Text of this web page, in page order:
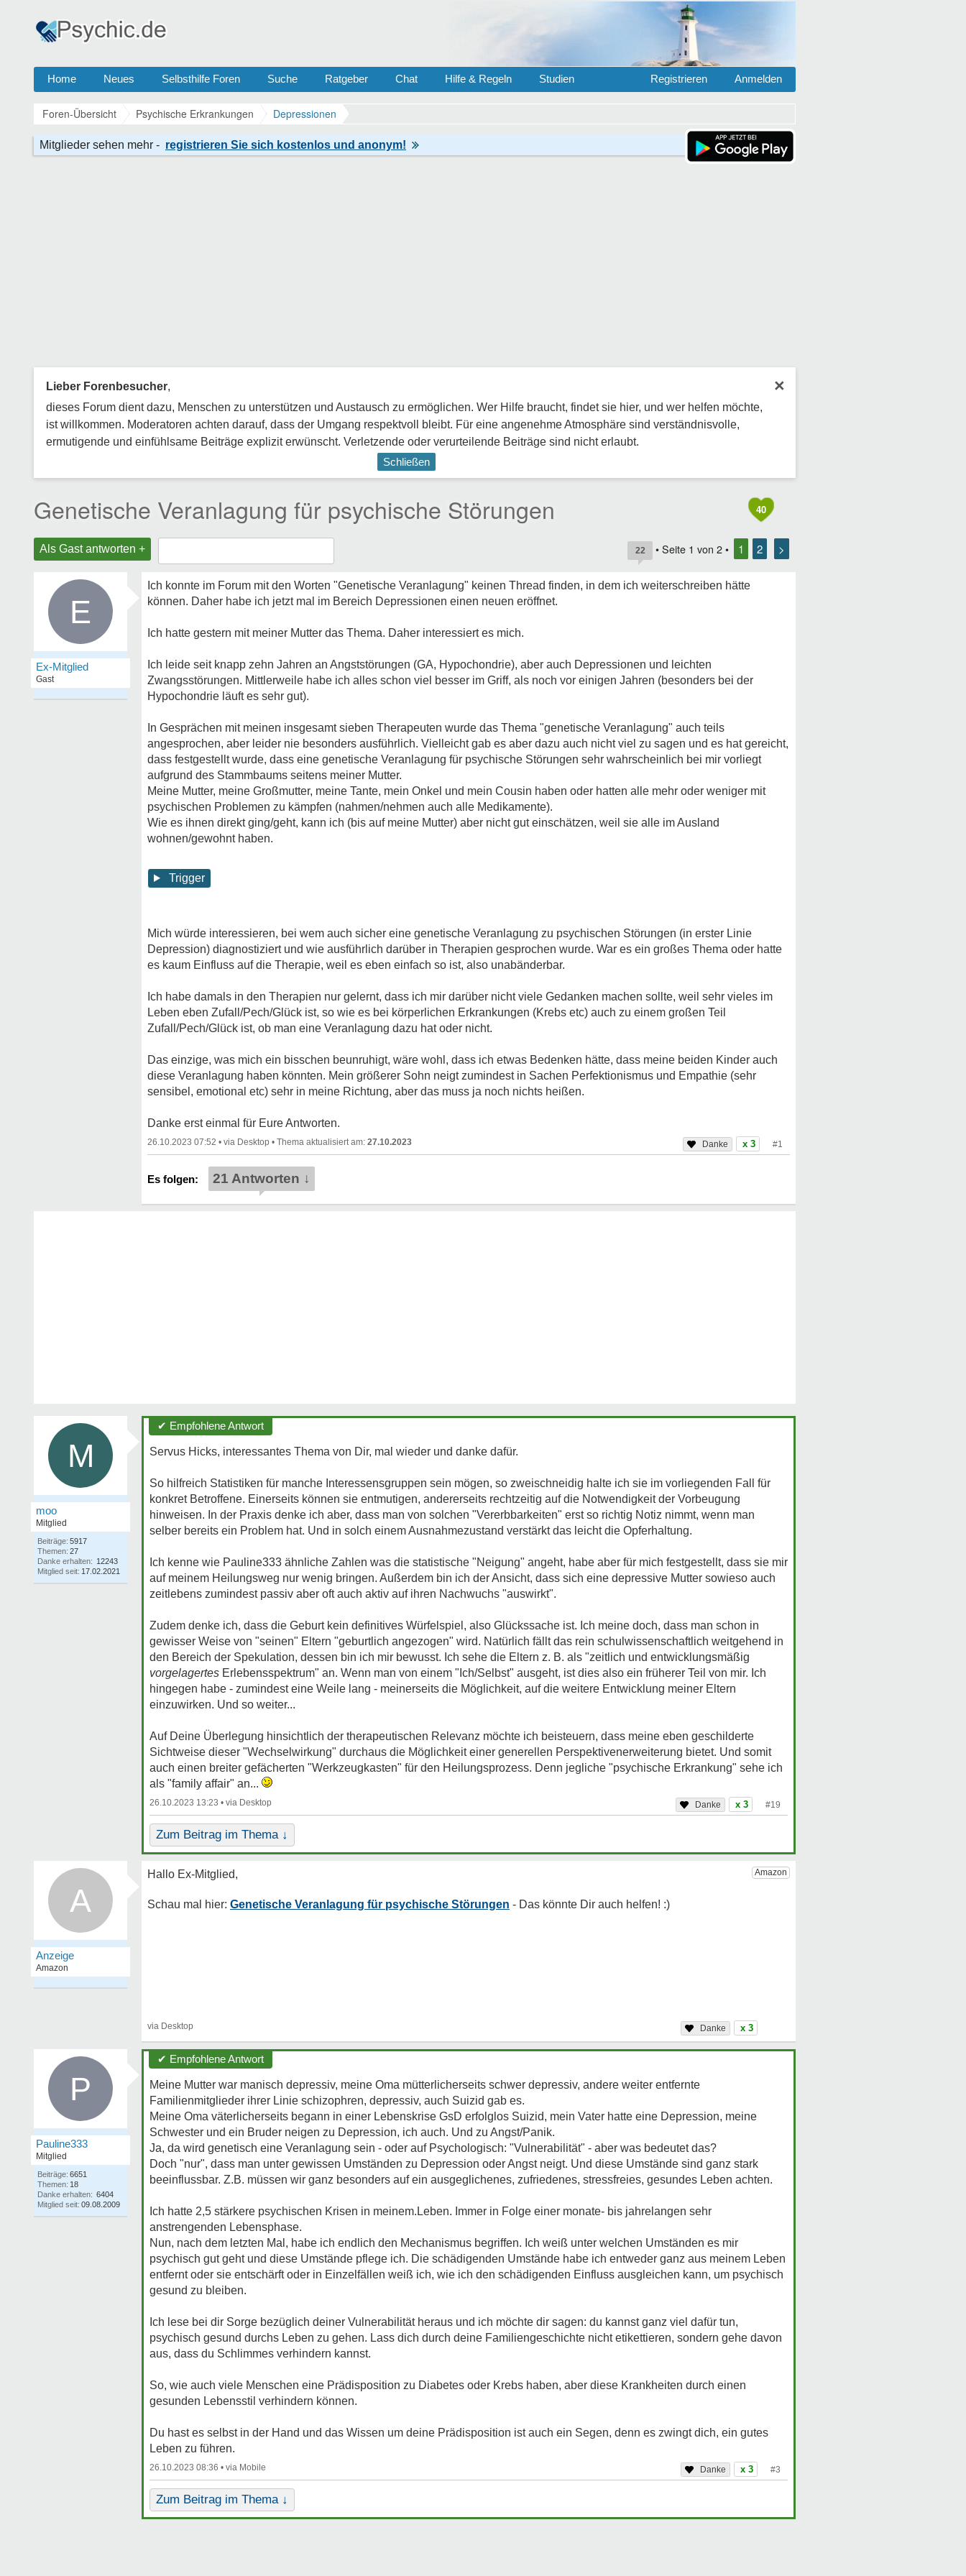
Home Neues Selbsthilfe Foren Suche Ratgeber Chat Hilfe & Regeln Studien Anmelden
Registrieren
Foren-Übersicht Psychische Erkrankungen Depressionen
×
Lieber Forenbesucher,
dieses Forum dient dazu, Menschen zu unterstützen und Austausch zu ermöglichen. Wer Hilfe braucht, findet sie hier, und wer helfen möchte,
ist willkommen. Moderatoren achten darauf, dass der Umgang respektvoll bleibt. Für eine angenehme Atmosphäre sind verständnisvolle,
ermutigende und einfühlsame Beiträge explizit erwünscht. Verletzende oder verurteilende Beiträge sind nicht erlaubt.
Schließen
40
Genetische Veranlagung für psychische Störungen
Als Gast antworten + 22 • Seite 1 von 2 • 1 2 >
E
Ex-Mitglied
Gast
Ich konnte im Forum mit den Worten "Genetische Veranlagung" keinen Thread finden, in dem ich weiterschreiben hätte
können. Daher habe ich jetzt mal im Bereich Depressionen einen neuen eröffnet.
Ich hatte gestern mit meiner Mutter das Thema. Daher interessiert es mich.
Ich leide seit knapp zehn Jahren an Angststörungen (GA, Hypochondrie), aber auch Depressionen und leichten
Zwangsstörungen. Mittlerweile habe ich alles schon viel besser im Griff, als noch vor einigen Jahren (besonders bei der
Hypochondrie läuft es sehr gut).
In Gesprächen mit meinen insgesamt sieben Therapeuten wurde das Thema "genetische Veranlagung" auch teils
angesprochen, aber leider nie besonders ausführlich. Vielleicht gab es aber dazu auch nicht viel zu sagen und es hat gereicht,
dass festgestellt wurde, dass eine genetische Veranlagung für psychische Störungen sehr wahrscheinlich bei mir vorliegt
aufgrund des Stammbaums seitens meiner Mutter.
Meine Mutter, meine Großmutter, meine Tante, mein Onkel und mein Cousin haben oder hatten alle mehr oder weniger mit
psychischen Problemen zu kämpfen (nahmen/nehmen auch alle Medikamente).
Wie es ihnen direkt ging/geht, kann ich (bis auf meine Mutter) aber nicht gut einschätzen, weil sie alle im Ausland
wohnen/gewohnt haben.
Trigger
Mich würde interessieren, bei wem auch sicher eine genetische Veranlagung zu psychischen Störungen (in erster Linie
Depression) diagnostiziert und wie ausführlich darüber in Therapien gesprochen wurde. War es ein großes Thema oder hatte
es kaum Einfluss auf die Therapie, weil es eben einfach so ist, also unabänderbar.
Ich habe damals in den Therapien nur gelernt, dass ich mir darüber nicht viele Gedanken machen sollte, weil sehr vieles im
Leben eben Zufall/Pech/Glück ist, so wie es bei körperlichen Erkrankungen (Krebs etc) auch zu einem großen Teil
Zufall/Pech/Glück ist, ob man eine Veranlagung dazu hat oder nicht.
Das einzige, was mich ein bisschen beunruhigt, wäre wohl, dass ich etwas Bedenken hätte, dass meine beiden Kinder auch
diese Veranlagung haben könnten. Mein größerer Sohn neigt zumindest in Sachen Perfektionismus und Empathie (sehr
sensibel, emotional etc) sehr in meine Richtung, aber das muss ja noch nichts heißen.
Danke erst einmal für Eure Antworten.
26.10.2023 07:52 • • 27.10.2023 x 3 #1
21 Antworten ↓
M
moo
Mitglied
Beiträge: 5917
Themen: 27
Danke erhalten: 12243
Mitglied seit: 17.02.2021
✔ Empfohlene Antwort
Servus Hicks, interessantes Thema von Dir, mal wieder und danke dafür.
So hilfreich Statistiken für manche Interessensgruppen sein mögen, so zweischneidig halte ich sie im vorliegenden Fall für
konkret Betroffene. Einerseits können sie entmutigen, andererseits rechtzeitig auf die Notwendigkeit der Vorbeugung
hinweisen. In der Praxis denke ich aber, dass man von solchen "Vererbbarkeiten" erst so richtig Notiz nimmt, wenn man
selber bereits ein Problem hat. Und in solch einem Ausnahmezustand verstärkt das leicht die Opferhaltung.
Ich kenne wie Pauline333 ähnliche Zahlen was die statistische "Neigung" angeht, habe aber für mich festgestellt, dass sie mir
auf meinem Heilungsweg nur wenig bringen. Außerdem bin ich der Ansicht, dass sich eine depressive Mutter sowieso auch
zeitlebens zumindest passiv aber oft auch aktiv auf ihren Nachwuchs "auswirkt".
Zudem denke ich, dass die Geburt kein definitives Würfelspiel, also Glückssache ist. Ich meine doch, dass man schon in
gewisser Weise von "seinen" Eltern "geburtlich angezogen" wird. Natürlich fällt das rein schulwissenschaftlich weitgehend in
den Bereich der Spekulation, dessen bin ich mir bewusst. Ich sehe die Eltern z. B. als "zeitlich und entwicklungsmäßig
vorgelagertes Erlebensspektrum" an. Wenn man von einem "Ich/Selbst" ausgeht, ist dies also ein früherer Teil von mir. Ich
hingegen habe - zumindest eine Weile lang - meinerseits die Möglichkeit, auf die weitere Entwicklung meiner Eltern
einzuwirken. Und so weiter...
Auf Deine Überlegung hinsichtlich der therapeutischen Relevanz möchte ich beisteuern, dass meine eben geschilderte
Sichtweise dieser "Wechselwirkung" durchaus die Möglichkeit einer generellen Perspektivenerweiterung bietet. Und somit
auch einen breiter gefächerten "Werkzeugkasten" für den Heilungsprozess. Denn jegliche "psychische Erkrankung" sehe ich
als "family affair" an...
26.10.2023 13:23 • x 3 #19
Zum Beitrag im Thema ↓
A Genetische Veranlagung für psychische Störungen
x 3
P
Pauline333
Mitglied
Beiträge: 6651
Themen: 18
Danke erhalten: 6404
Mitglied seit: 09.08.2009
✔ Empfohlene Antwort
Meine Mutter war manisch depressiv, meine Oma mütterlicherseits schwer depressiv, andere weiter entfernte
Familienmitglieder ihrer Linie schizophren, depressiv, auch Suizid gab es.
Meine Oma väterlicherseits begann in einer Lebenskrise GsD erfolglos Suizid, mein Vater hatte eine Depression, meine
Schwester und ein Bruder neigen zu Depression, ich auch. Und zu Angst/Panik.
Ja, da wird genetisch eine Veranlagung sein - oder auf Psychologisch: "Vulnerabilität" - aber was bedeutet das?
Doch "nur", dass man unter gewissen Umständen zu Depression oder Angst neigt. Und diese Umstände sind ganz stark
beeinflussbar. Z.B. müssen wir ganz besonders auf ein ausgeglichenes, zufriedenes, stressfreies, gesundes Leben achten.
Ich hatte 2,5 stärkere psychischen Krisen in meinem.Leben. Immer in Folge einer monate- bis jahrelangen sehr
anstrengenden Lebensphase.
Nun, nach dem letzten Mal, habe ich endlich den Mechanismus begriffen. Ich weiß unter welchen Umständen es mir
psychisch gut geht und diese Umstände pflege ich. Die schädigenden Umstände habe ich entweder ganz aus meinem Leben
entfernt oder sie entschärft oder in Einzelfällen weiß ich, wie ich den schädigenden Einfluss ausgleichen kann, um psychisch
gesund zu bleiben.
Ich lese bei dir Sorge bezüglich deiner Vulnerabilität heraus und ich möchte dir sagen: du kannst ganz viel dafür tun,
psychisch gesund durchs Leben zu gehen. Lass dich durch deine Familiengeschichte nicht etikettieren, sondern gehe davon
aus, dass du Schlimmes verhindern kannst.
So, wie auch viele Menschen eine Prädisposition zu Diabetes oder Krebs haben, aber diese Krankheiten durch einen
gesunden Lebensstil verhindern können.
Du hast es selbst in der Hand und das Wissen um deine Prädisposition ist auch ein Segen, denn es zwingt dich, ein gutes
Leben zu führen.
26.10.2023 08:36 • x 3 #3
Zum Beitrag im Thema ↓